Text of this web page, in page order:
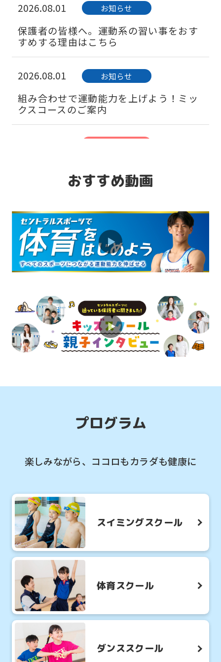
2026.08.01 お知らせ
保護者の皆様へ。運動系の習い事をおす
すめする理由はこちら
2026.08.01 お知らせ
組み合わせで運動能力を上げよう！ミッ
クスコースのご案内
スイミング体験会実施中♪
2026.06.01 お知らせ
プラスワンで楽しさアップ！ミックスコ
ースが人気です♪
習い事人気No1のスイミングスクールを
ご紹介！
2026.08.01 お知らせ
おすすめ動画
プログラム
楽しみながら、ココロもカラダも健康に
スイミングスクール
体育スクール
ダンススクール